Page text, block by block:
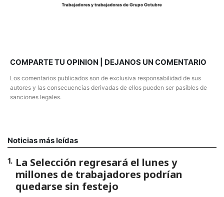
COMPARTE TU OPINION | DEJANOS UN COMENTARIO
Los comentarios publicados son de exclusiva responsabilidad de sus
autores y las consecuencias derivadas de ellos pueden ser pasibles de
sanciones legales.
Noticias más leídas
1. La Selección regresará el lunes y
millones de trabajadores podrían
quedarse sin festejo